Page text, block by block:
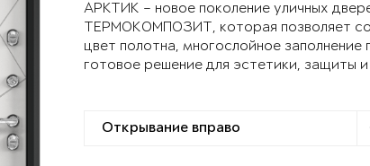
АРКТИК – новое поколение уличных
ТЕРМОКОМПОЗИТ, которая позволяет
цвет полотна, многослойное
готовое решение для эстетики, защиты